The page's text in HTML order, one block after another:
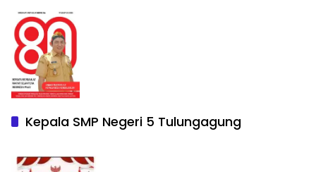
Kepala SMP Negeri 5 Tulungagung